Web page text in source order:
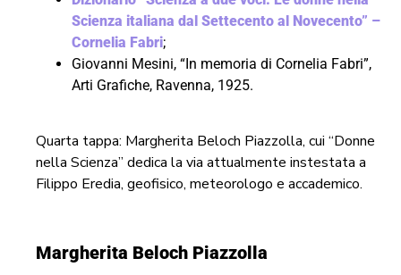
Scienza italiana dal Settecento al Novecento” –
Cornelia Fabri;
Giovanni Mesini, “In memoria di Cornelia Fabri”,
Arti Grafiche, Ravenna, 1925.
Quarta tappa: Margherita Beloch Piazzolla, cui “Donne
nella Scienza” dedica la via attualmente instestata a
Filippo Eredia, geofisico, meteorologo e accademico.
Margherita Beloch Piazzolla